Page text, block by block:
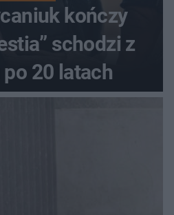
kończy
schodzi z
20 latach